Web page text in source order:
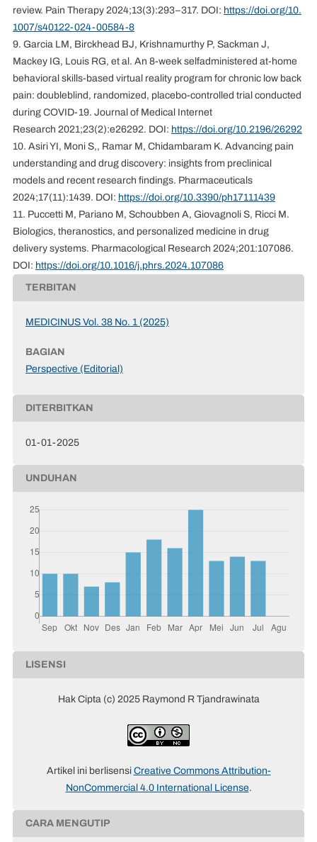
review. Pain Therapy 2024;13(3):293–317. DOI: https://doi.org/10.
1007/s40122-024-00584-8
9. Garcia LM, Birckhead BJ, Krishnamurthy P, Sackman J,
Mackey IG, Louis RG, et al. An 8-week selfadministered at-home
behavioral skills-based virtual reality program for chronic low back
pain: doubleblind, randomized, placebo-controlled trial conducted
during COVID-19. Journal of Medical Internet
Research 2021;23(2):e26292. DOI: https://doi.org/10.2196/26292
10. Asiri YI, Moni S,, Ramar M, Chidambaram K. Advancing pain
understanding and drug discovery: insights from preclinical
models and recent research findings. Pharmaceuticals
2024;17(11):1439. DOI: https://doi.org/10.3390/ph17111439
11. Puccetti M, Pariano M, Schoubben A, Giovagnoli S, Ricci M.
Biologics, theranostics, and personalized medicine in drug
delivery systems. Pharmacological Research 2024;201:107086.
DOI: https://doi.org/10.1016/j.phrs.2024.107086
TERBITAN
MEDICINUS Vol. 38 No. 1 (2025)
BAGIAN
Perspective (Editorial)
DITERBITKAN
01-01-2025
UNDUHAN
LISENSI
Hak Cipta (c) 2025 Raymond R Tjandrawinata
Artikel ini berlisensiCreative Commons Attribution-
NonCommercial 4.0 International License.
CARA MENGUTIP